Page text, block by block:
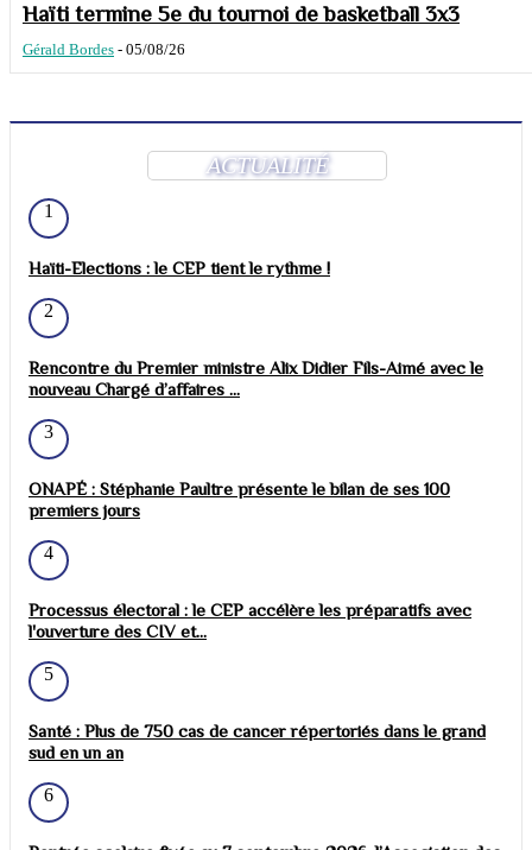
Haïti termine 5e du tournoi de basketball 3x3
Gérald Bordes - 05/08/26
ACTUALITÉ
1
Haïti-Elections : le CEP tient le rythme !
2
Rencontre du Premier ministre Alix Didier Fils-Aimé avec le
nouveau Chargé d’affaires ...
3
ONAPÉ : Stéphanie Paultre présente le bilan de ses 100
premiers jours
4
Processus électoral : le CEP accélère les préparatifs avec
l'ouverture des CIV et...
5
Santé : Plus de 750 cas de cancer répertoriés dans le grand
sud en un an
6